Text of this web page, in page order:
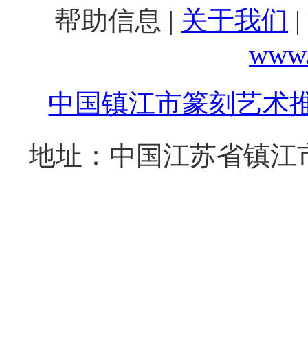
帮助信息 | 关于我们
中国镇江市篆刻艺术
地址：中国江苏省镇江